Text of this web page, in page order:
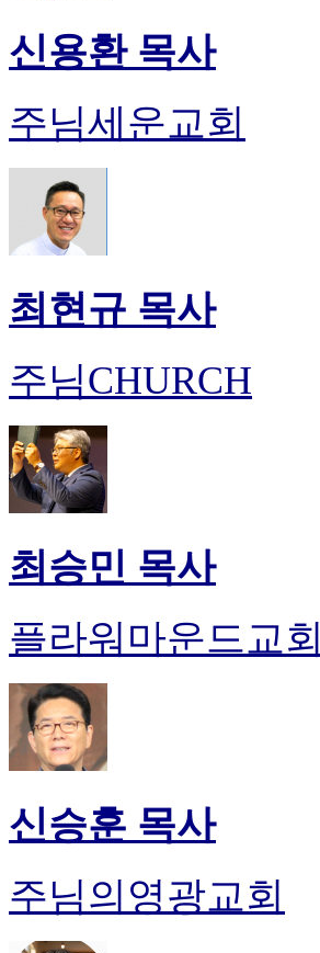
신용환 목사
주님세운교회
최현규 목사
주님CHURCH
최승민 목사
플라워마운드교회
신승훈 목사
주님의영광교회